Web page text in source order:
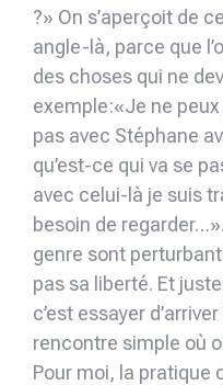
?» On s’aperçoit de
angle-là, parce que
des choses qui ne
exemple:«Je ne
pas avec Stéphane
qu’est-ce qui va se
avec celui-là je suis
besoin de
genre sont
pas sa liberté. Et
c’est essayer
rencontre simple où
Pour moi, la pratique